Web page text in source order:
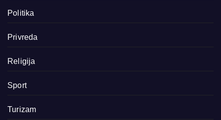
Politika
Privreda
Religija
Sport
Turizam